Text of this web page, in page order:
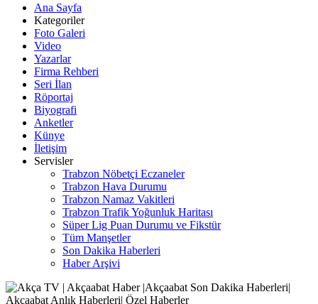
Ana Sayfa
Kategoriler
Foto Galeri
Video
Yazarlar
Firma Rehberi
Seri İlan
Röportaj
Biyografi
Anketler
Künye
İletişim
Servisler
Trabzon Nöbetçi Eczaneler
Trabzon Hava Durumu
Trabzon Namaz Vakitleri
Trabzon Trafik Yoğunluk Haritası
Süper Lig Puan Durumu ve Fikstür
Tüm Manşetler
Son Dakika Haberleri
Haber Arşivi